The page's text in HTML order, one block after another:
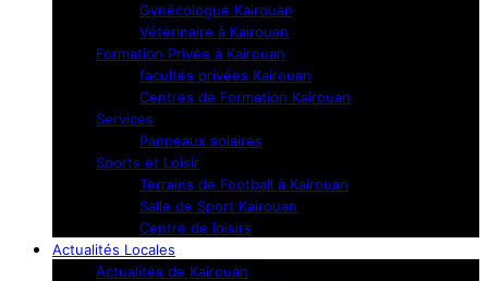
Gynécologue Kairouan
Vétérinaire à Kairouan
Formation Privée à Kairouan
facultés privées Kairouan
Centres de Formation Kairouan
Services
Panneaux solaires
Sports et Loisir
Terrains de Football à Kairouan
Salle de Sport Kairouan
Centre de loisirs
Actualités Locales
Actualités de Kairouan